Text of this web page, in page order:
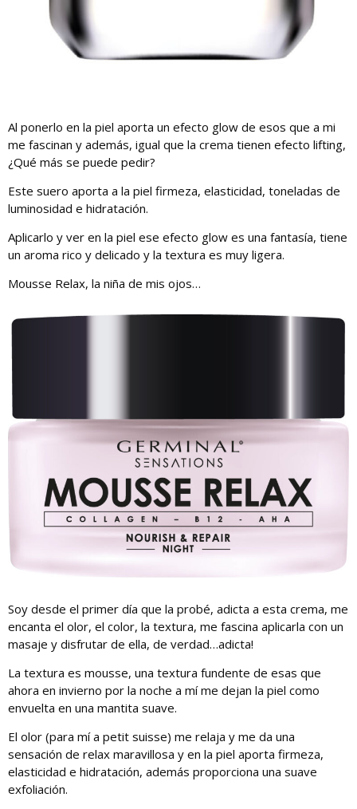
Al ponerlo en la piel aporta un efecto glow de esos que a mi
me fascinan y además, igual que la crema tienen efecto lifting,
¿Qué más se puede pedir?
Este suero aporta a la piel firmeza, elasticidad, toneladas de
luminosidad e hidratación.
Aplicarlo y ver en la piel ese efecto glow es una fantasía, tiene
un aroma rico y delicado y la textura es muy ligera.
Mousse Relax, la niña de mis ojos…
Soy desde el primer día que la probé, adicta a esta crema, me
encanta el olor, el color, la textura, me fascina aplicarla con un
masaje y disfrutar de ella, de verdad…adicta!
La textura es mousse, una textura fundente de esas que
ahora en invierno por la noche a mí me dejan la piel como
envuelta en una mantita suave.
El olor (para mí a petit suisse) me relaja y me da una
sensación de relax maravillosa y en la piel aporta firmeza,
elasticidad e hidratación, además proporciona una suave
exfoliación.